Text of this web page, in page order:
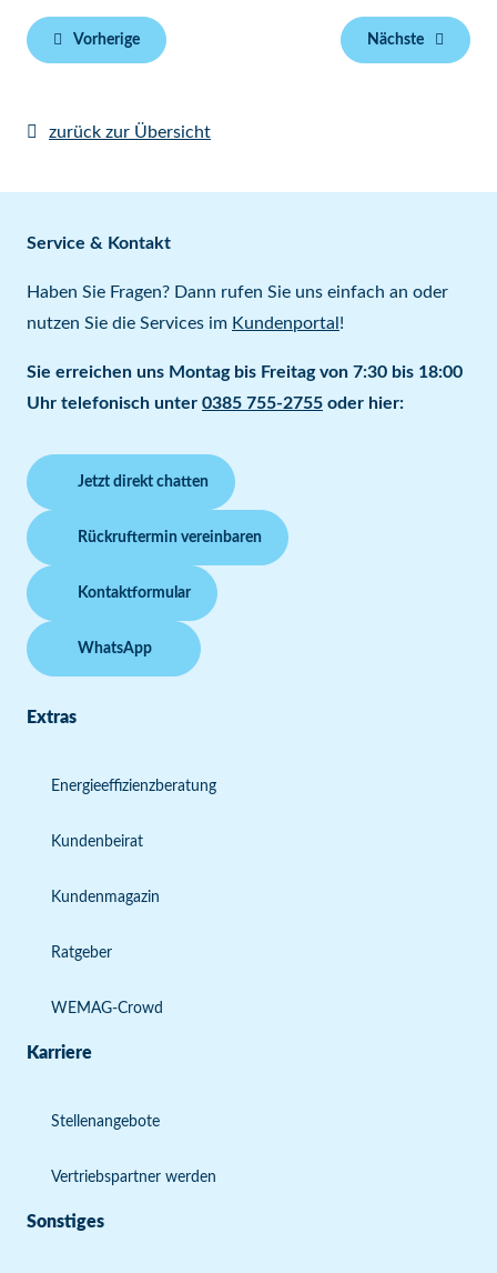
Vorherige Nächste
zurück zur Übersicht
Service & Kontakt
Haben Sie Fragen? Dann rufen Sie uns einfach an oder
nutzen Sie die Services im Kundenportal !
Sie erreichen uns Montag bis Freitag von 7:30 bis 18:00
Uhr telefonisch unter 0385 755-2755 oder hier:
Jetzt direkt chatten
Rückruftermin vereinbaren
Kontaktformular
WhatsApp
Extras
Energieeffizienzberatung
Kundenbeirat
Kundenmagazin
Ratgeber
WEMAG-Crowd
Karriere
Stellenangebote
Vertriebspartner werden
Sonstiges